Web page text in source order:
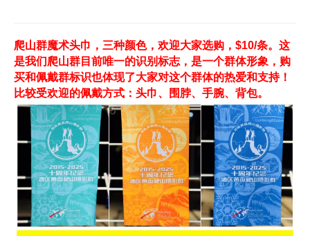
爬山群魔术头巾，三种颜色，欢迎大家选购，$10/条。这
是我们爬山群目前唯一的识别标志，是一个群体形象，购
买和佩戴群标识也体现了大家对这个群体的热爱和支持！
比较受欢迎的佩戴方式：头巾、围脖、手腕、背包。